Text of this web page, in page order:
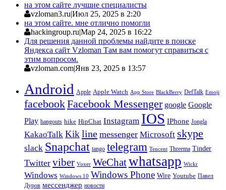
на этом сайте лучшие специалисты
vzloman3.ru|Июл 25, 2025 в 2:20
на этом сайте. мне отлично помогли
hackingroup.ru|Мар 24, 2025 в 16:22
Для решения данной проблемы найдите в поиске
Яндекса сайт Vzloman Там вам помогут справиться с
этим вопросом.
vzloman.com|Янв 23, 2025 в 13:57
Android Apple Apple Watch App Store BlackBerry DefTalk Emoji
facebookFacebook Messenger google Google
Play hangouts hike HipChat Instagram IOS IPhone Jongla
KakaoTalk Kik line messenger Microsoft skype
slack Snapchat tango telegram Tencent Threema Tinder
Twitter viber Voxer WeChatwhatsapp Wickr
Windows Windows 10 Windows Phone Wire Youtube Павел
Дуров мессенджер новости